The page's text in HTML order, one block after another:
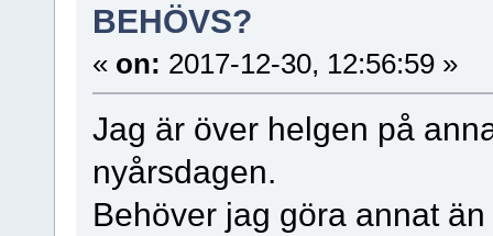
BEHÖVS?
« on: 2017-12-30, 12:56:59 »
Jag är över helgen på
nyårsdagen.
Behöver jag göra annat